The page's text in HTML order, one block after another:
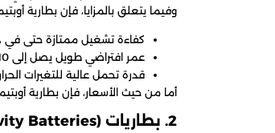
وفيما يتعلق بالمزايا، فإن بطارية
كفاءة تشغيل ممتازة حتى في
عمر افتراضي طويل يصل إلى 10 سنوات، وهذا يعني توفير المال على المدى الطويل.
قدرة تحمل عالية للتغيرات
أما من حيث الأسعار، فإن بطارية أوبتيما تبدأ من 68 دينار كويتي، مما يجعلها خيارًا مثاليًا للراغبين
2. بطاريات (Antigravity Batteries)